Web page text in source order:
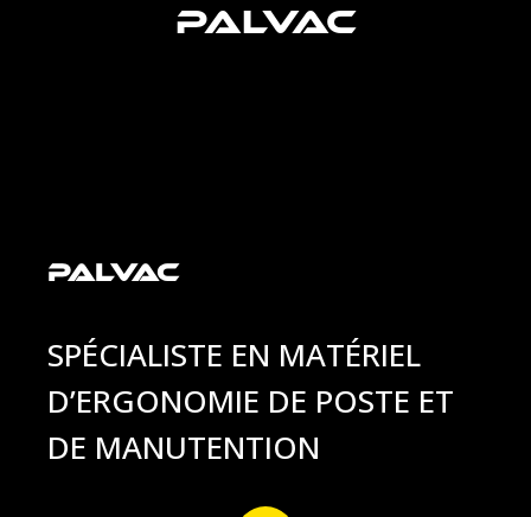
PALVAC
PALVAC
SPÉCIALISTE EN MATÉRIEL
D’ERGONOMIE DE POSTE ET
DE MANUTENTION